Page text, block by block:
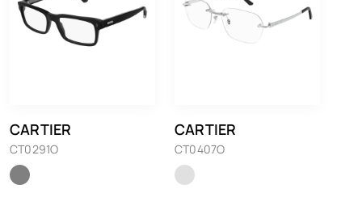
CARTIER
CT0291O
CARTIER
CT0407O